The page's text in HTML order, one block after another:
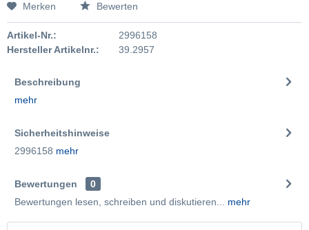
Merken Bewerten
Artikel-Nr.:
2996158
Hersteller Artikelnr.:
39.2957
Beschreibung
mehr
Sicherheitshinweise
2996158 mehr
Bewertungen
0
Bewertungen lesen, schreiben und diskutieren...
mehr